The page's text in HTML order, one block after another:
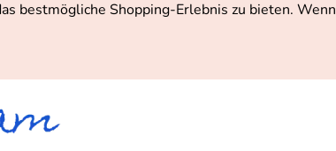
bestmögliche Shopping-Erlebnis zu bieten.